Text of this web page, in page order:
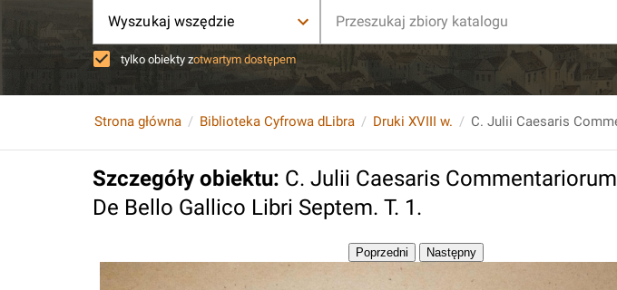
Wyszukaj wszędzie
tylko obiekty zotwartym dostępem
Strona główna Biblioteka Cyfrowa dLibra Druki XVIII w.
Szczegóły obiektu: C. Julii Caesaris Commentariorum
De Bello Gallico Libri Septem. T. 1.